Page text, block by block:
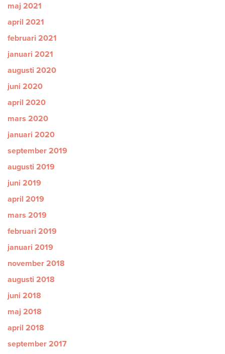
maj 2021
april 2021
februari 2021
januari 2021
augusti 2020
juni 2020
april 2020
mars 2020
januari 2020
september 2019
augusti 2019
juni 2019
april 2019
mars 2019
februari 2019
januari 2019
november 2018
augusti 2018
juni 2018
maj 2018
april 2018
september 2017